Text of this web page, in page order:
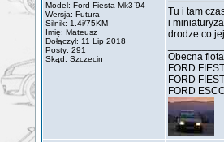
Model: Ford Fiesta Mk3`94
Wersja: Futura
Silnik: 1.4i/75KM
Imię: Mateusz
Dołączył: 11 Lip 2018
Posty: 291
Skąd: Szczecin
Tu i tam
i
drodze co
Obecna
FORD
FORD
FORD